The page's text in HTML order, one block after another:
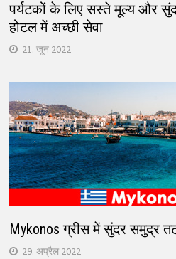
पर्यटकों के लिए सस्ते मूल्य और
होटल में अच्छी सेवा
21. जून 2022
Mykonos ग्रीस में सुंदर समुद्र
29. अप्रैल 2022